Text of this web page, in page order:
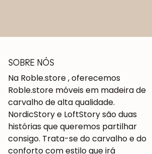
SOBRE NÓS
Na Roble.store , oferecemos
Roble.store móveis em madeira de
carvalho de alta qualidade.
NordicStory e LoftStory são duas
histórias que queremos partilhar
consigo. Trata-se do carvalho e do
conforto com estilo que irá